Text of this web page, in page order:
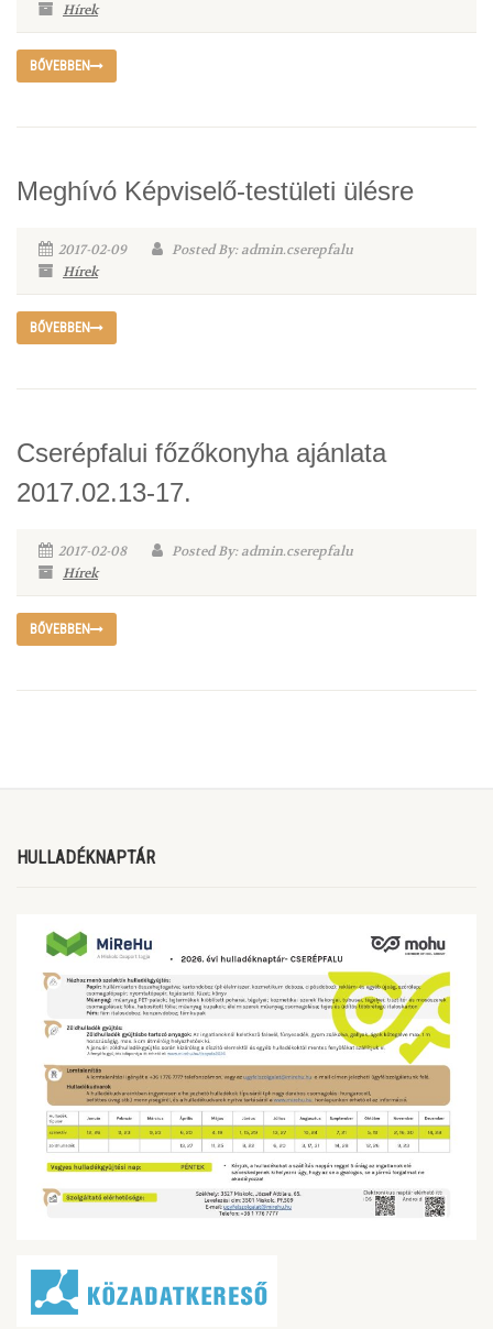
Hírek
BŐVEBBEN
Meghívó Képviselő-testületi ülésre
2017-02-09
Posted By: admin.cserepfalu
Hírek
BŐVEBBEN
Cserépfalui főzőkonyha ajánlata
2017.02.13-17.
2017-02-08
Posted By: admin.cserepfalu
Hírek
BŐVEBBEN
HULLADÉKNAPTÁR